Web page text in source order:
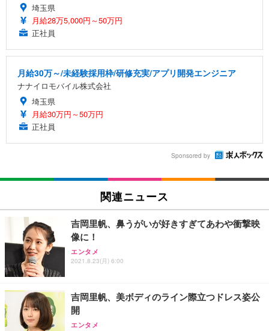
埼玉県
月給28万5,000円～50万円
正社員
月給30万～/未経験採用枠/研修充実/アプリ開発エンジニア
ナナイロモバイル株式会社
埼玉県
月給30万円～50万円
正社員
Sponsored by
関連ニュース
吉岡里帆、鼻うがいが好きすぎてあわや衝撃映
像に！
エンタメ
2021.8.23(月) 6:00
吉岡里帆、美ボディのライン際立つドレス姿公
開
エンタメ